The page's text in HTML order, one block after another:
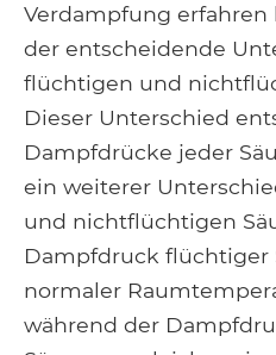
Verdampfung erfahren
der entscheidende
flüchtigen und
Dieser Unterschied
Dampfdrücke jeder
ein weiterer
und nichtflüchtigen
Dampfdruck flüchtiger
normaler
während der